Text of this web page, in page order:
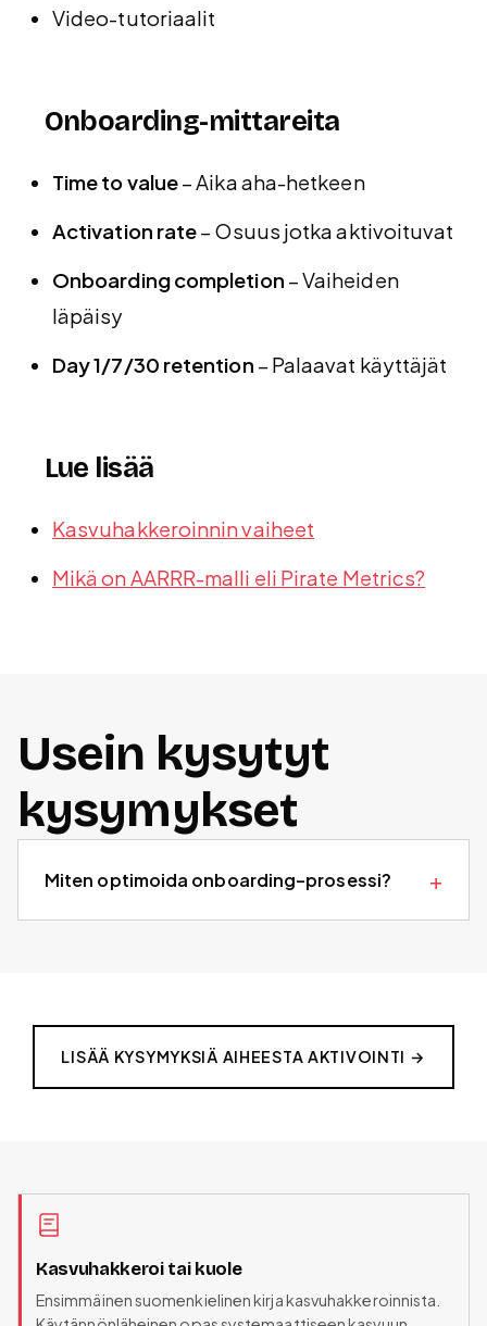
Video-tutoriaalit
Onboarding-mittareita
Time to value– Aika aha-hetkeen
Activation rate– Osuus jotka aktivoituvat
Onboarding completion – Vaiheiden
läpäisy
Day 1/7/30 retention – Palaavat käyttäjät
Lue lisää
Kasvuhakkeroinnin vaiheet
Mikä on AARRR-malli eli Pirate Metrics?
Usein kysytyt
kysymykset
Miten optimoida onboarding-prosessi?
LISÄÄ KYSYMYKSIÄ AIHEESTA AKTIVOINTI →
Kasvuhakkeroi tai kuole
Ensimmäinen suomenkielinen kirja kasvuhakkeroinnista.